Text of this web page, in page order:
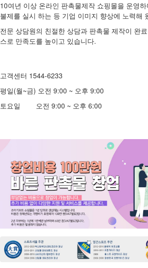
10여년 이상 온라인 판촉물제작 쇼핑몰을 운영
불제를 실시 하는 등 기업 이미지 향상에 노력해
전문 상담원의 친절한 상담과 판촉물 제작이 완
스로 만족도를 높이고 있습니다.
고객센터 1544-6233
평일(월~금) 오전 9:00 ~ 오후 9:00
토요일 오전 9:00 ~ 오후 6:00